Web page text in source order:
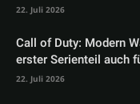
22. Juli 2026
Call of Duty: Modern
erster Serienteil auch
22. Juli 2026